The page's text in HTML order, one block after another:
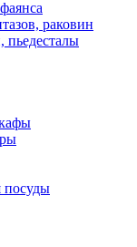
раковин
посуды